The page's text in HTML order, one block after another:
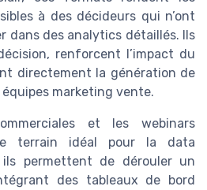
à des décideurs qui n’ont
dans des analytics détaillés. Ils
renforcent l’impact du
directement la génération de
marketing vente.
et les webinars
terrain idéal pour la data
permettent de dérouler un
des tableaux de bord